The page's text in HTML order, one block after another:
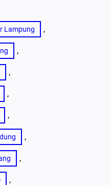
Lampung ,
,
,
,
,
,
,
,